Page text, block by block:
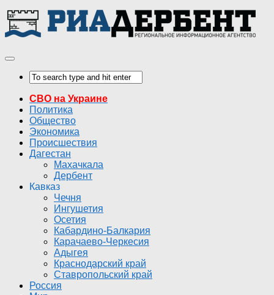
СВО на Украине
Политика
Общество
Экономика
Происшествия
Дагестан
Махачкала
Дербент
Кавказ
Чечня
Ингушетия
Осетия
Кабардино-Балкария
Карачаево-Черкесия
Адыгея
Краснодарский край
Ставропольский край
Россия